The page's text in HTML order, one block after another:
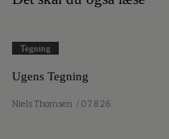
Tegning
Ugens Tegning
Niels Thomsen / 07.8.26